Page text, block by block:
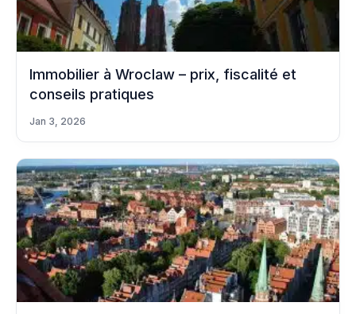
Immobilier à Wroclaw – prix, fiscalité et
conseils pratiques
Jan 3, 2026